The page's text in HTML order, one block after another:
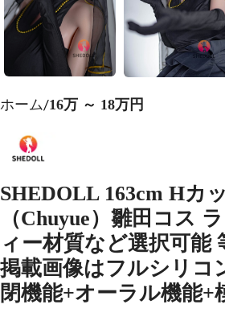
ホーム 16万 ～ 18万円
SHEDOLL 163cm Hカ
（Chuyue）雛田コス
ィー材質など選択可能
掲載画像はフルシリコ
閉機能+オーラル機能+